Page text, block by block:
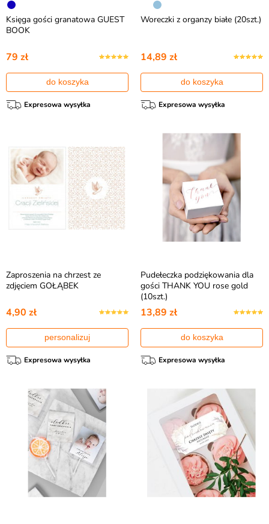
Księga gości granatowa GUEST
BOOK
79 zł
do koszyka
Expresowa wysyłka
Woreczki z organzy białe (20szt.)
14,89 zł
do koszyka
Expresowa wysyłka
Zaproszenia na chrzest ze
zdjęciem GOŁĄBEK
4,90 zł
personalizuj
Expresowa wysyłka
Pudełeczka podziękowania dla
gości THANK YOU rose gold
(10szt.)
13,89 zł
do koszyka
Expresowa wysyłka